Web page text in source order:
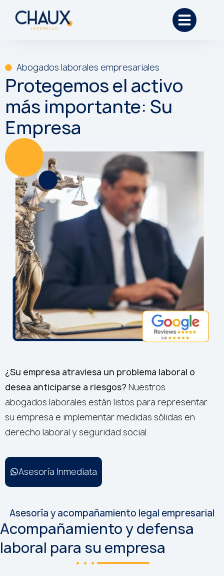
Chaux Jaramillo Abogados
5.0
powered by
og e
Abogados laborales empresariales
Protegemos el activo
más importante: Su
Empresa
¿Su empresa atraviesa un problema laboral o
desea anticiparse a riesgos? Nuestros
abogados laborales están listos para representar
su empresa e implementar medidas sólidas en
derecho laboral y seguridad social.
Asesoría Inmediata
Acompañamiento y defensa
laboral para su empresa
Asesoría y acompañamiento legal empresarial